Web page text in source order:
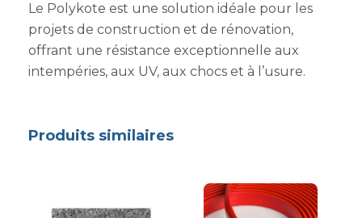
Le Polykote est une solution idéale pour les
projets de construction et de rénovation,
offrant une résistance exceptionnelle aux
intempéries, aux UV, aux chocs et à l’usure.
Produits similaires